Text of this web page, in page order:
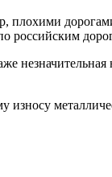
плохими
российским